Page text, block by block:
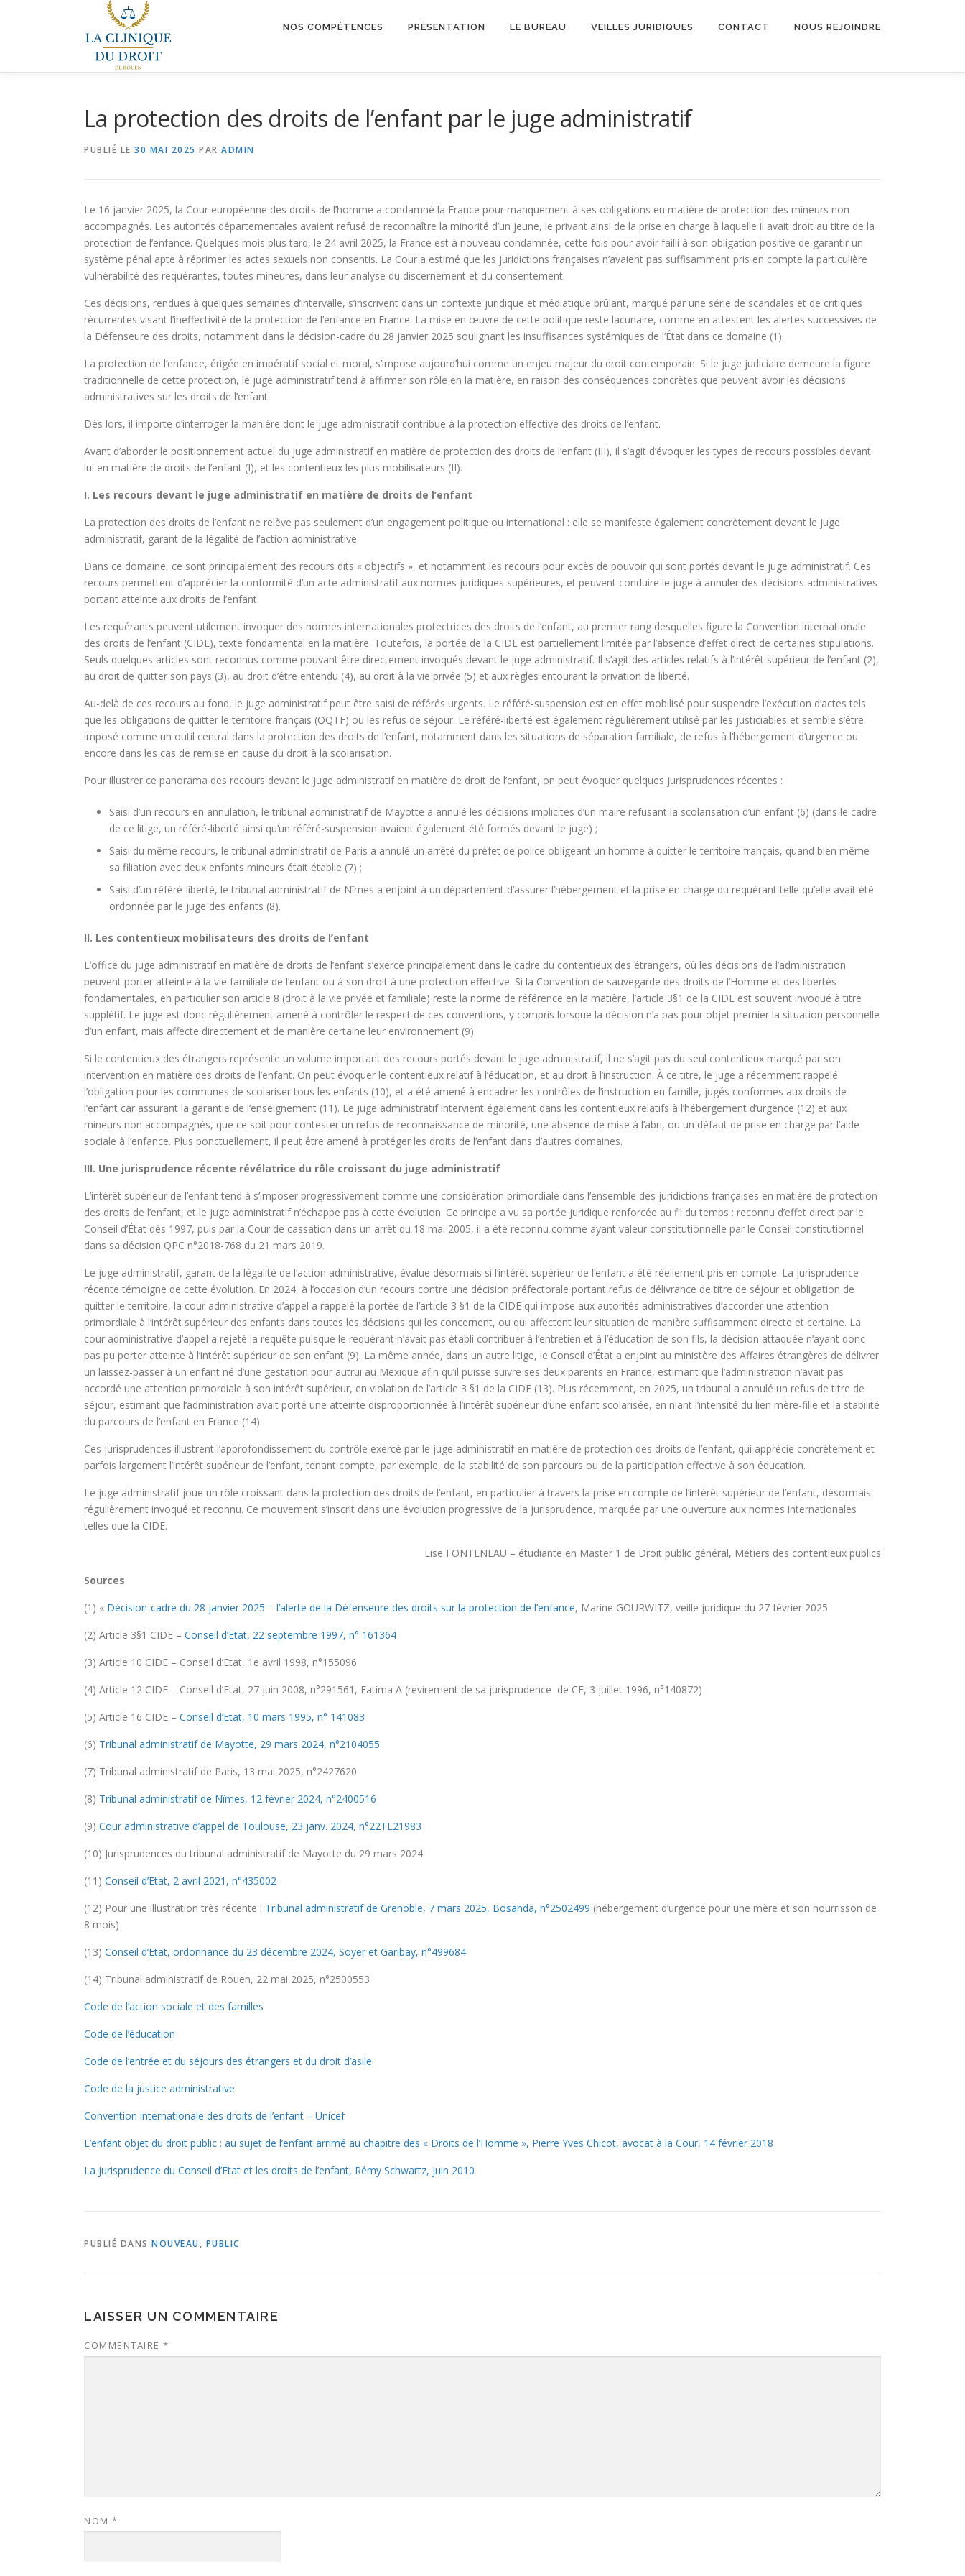
NOS COMPÉTENCES PRÉSENTATION LE BUREAU VEILLES JURIDIQUES CONTACT NOUS REJOINDRE
La protection des droits de l’enfant par le juge administratif
PUBLIÉ LE 30 MAI 2025 PAR ADMIN
Le 16 janvier 2025, la Cour européenne des droits de l’homme a condamné la France pour manquement à ses obligations en matière de protection des mineurs non
accompagnés. Les autorités départementales avaient refusé de reconnaître la minorité d’un jeune, le privant ainsi de la prise en charge à laquelle il avait droit au titre de la
protection de l’enfance. Quelques mois plus tard, le 24 avril 2025, la France est à nouveau condamnée, cette fois pour avoir failli à son obligation positive de garantir un
système pénal apte à réprimer les actes sexuels non consentis. La Cour a estimé que les juridictions françaises n’avaient pas suffisamment pris en compte la particulière
vulnérabilité des requérantes, toutes mineures, dans leur analyse du discernement et du consentement.
Ces décisions, rendues à quelques semaines d’intervalle, s’inscrivent dans un contexte juridique et médiatique brûlant, marqué par une série de scandales et de critiques
récurrentes visant l’ineffectivité de la protection de l’enfance en France. La mise en œuvre de cette politique reste lacunaire, comme en attestent les alertes successives de
la Défenseure des droits, notamment dans la décision-cadre du 28 janvier 2025 soulignant les insuffisances systémiques de l’État dans ce domaine (1).
La protection de l’enfance, érigée en impératif social et moral, s’impose aujourd’hui comme un enjeu majeur du droit contemporain. Si le juge judiciaire demeure la figure
traditionnelle de cette protection, le juge administratif tend à affirmer son rôle en la matière, en raison des conséquences concrètes que peuvent avoir les décisions
administratives sur les droits de l’enfant.
Dès lors, il importe d’interroger la manière dont le juge administratif contribue à la protection effective des droits de l’enfant.
Avant d’aborder le positionnement actuel du juge administratif en matière de protection des droits de l’enfant (III), il s’agit d’évoquer les types de recours possibles devant
lui en matière de droits de l’enfant (I), et les contentieux les plus mobilisateurs (II).
I. Les recours devant le juge administratif en matière de droits de l’enfant
La protection des droits de l’enfant ne relève pas seulement d’un engagement politique ou international : elle se manifeste également concrètement devant le juge
administratif, garant de la légalité de l’action administrative.
Dans ce domaine, ce sont principalement des recours dits « objectifs », et notamment les recours pour excès de pouvoir qui sont portés devant le juge administratif. Ces
recours permettent d’apprécier la conformité d’un acte administratif aux normes juridiques supérieures, et peuvent conduire le juge à annuler des décisions administratives
portant atteinte aux droits de l’enfant.
Les requérants peuvent utilement invoquer des normes internationales protectrices des droits de l’enfant, au premier rang desquelles figure la Convention internationale
des droits de l’enfant (CIDE), texte fondamental en la matière. Toutefois, la portée de la CIDE est partiellement limitée par l’absence d’effet direct de certaines stipulations.
Seuls quelques articles sont reconnus comme pouvant être directement invoqués devant le juge administratif. Il s’agit des articles relatifs à l’intérêt supérieur de l’enfant (2),
au droit de quitter son pays (3), au droit d’être entendu (4), au droit à la vie privée (5) et aux règles entourant la privation de liberté.
Au-delà de ces recours au fond, le juge administratif peut être saisi de référés urgents. Le référé-suspension est en effet mobilisé pour suspendre l’exécution d’actes tels
que les obligations de quitter le territoire français (OQTF) ou les refus de séjour. Le référé-liberté est également régulièrement utilisé par les justiciables et semble s’être
imposé comme un outil central dans la protection des droits de l’enfant, notamment dans les situations de séparation familiale, de refus à l’hébergement d’urgence ou
encore dans les cas de remise en cause du droit à la scolarisation.
Pour illustrer ce panorama des recours devant le juge administratif en matière de droit de l’enfant, on peut évoquer quelques jurisprudences récentes :
Saisi d’un recours en annulation, le tribunal administratif de Mayotte a annulé les décisions implicites d’un maire refusant la scolarisation d’un enfant (6) (dans le cadre
de ce litige, un référé-liberté ainsi qu’un référé-suspension avaient également été formés devant le juge) ;
Saisi du même recours, le tribunal administratif de Paris a annulé un arrêté du préfet de police obligeant un homme à quitter le territoire français, quand bien même
sa filiation avec deux enfants mineurs était établie (7) ;
Saisi d’un référé-liberté, le tribunal administratif de Nîmes a enjoint à un département d’assurer l’hébergement et la prise en charge du requérant telle qu’elle avait été
ordonnée par le juge des enfants (8).
II. Les contentieux mobilisateurs des droits de l’enfant
L’office du juge administratif en matière de droits de l’enfant s’exerce principalement dans le cadre du contentieux des étrangers, où les décisions de l’administration
peuvent porter atteinte à la vie familiale de l’enfant ou à son droit à une protection effective. Si la Convention de sauvegarde des droits de l’Homme et des libertés
fondamentales, en particulier son article 8 (droit à la vie privée et familiale) reste la norme de référence en la matière, l’article 3§1 de la CIDE est souvent invoqué à titre
supplétif. Le juge est donc régulièrement amené à contrôler le respect de ces conventions, y compris lorsque la décision n’a pas pour objet premier la situation personnelle
d’un enfant, mais affecte directement et de manière certaine leur environnement (9).
Si le contentieux des étrangers représente un volume important des recours portés devant le juge administratif, il ne s’agit pas du seul contentieux marqué par son
intervention en matière des droits de l’enfant. On peut évoquer le contentieux relatif à l’éducation, et au droit à l’instruction. À ce titre, le juge a récemment rappelé
l’obligation pour les communes de scolariser tous les enfants (10), et a été amené à encadrer les contrôles de l’instruction en famille, jugés conformes aux droits de
l’enfant car assurant la garantie de l’enseignement (11). Le juge administratif intervient également dans les contentieux relatifs à l’hébergement d’urgence (12) et aux
mineurs non accompagnés, que ce soit pour contester un refus de reconnaissance de minorité, une absence de mise à l’abri, ou un défaut de prise en charge par l’aide
sociale à l’enfance. Plus ponctuellement, il peut être amené à protéger les droits de l’enfant dans d’autres domaines.
III. Une jurisprudence récente révélatrice du rôle croissant du juge administratif
L’intérêt supérieur de l’enfant tend à s’imposer progressivement comme une considération primordiale dans l’ensemble des juridictions françaises en matière de protection
des droits de l’enfant, et le juge administratif n’échappe pas à cette évolution. Ce principe a vu sa portée juridique renforcée au fil du temps : reconnu d’effet direct par le
Conseil d’État dès 1997, puis par la Cour de cassation dans un arrêt du 18 mai 2005, il a été reconnu comme ayant valeur constitutionnelle par le Conseil constitutionnel
dans sa décision QPC n°2018-768 du 21 mars 2019.
Le juge administratif, garant de la légalité de l’action administrative, évalue désormais si l’intérêt supérieur de l’enfant a été réellement pris en compte. La jurisprudence
récente témoigne de cette évolution. En 2024, à l’occasion d’un recours contre une décision préfectorale portant refus de délivrance de titre de séjour et obligation de
quitter le territoire, la cour administrative d’appel a rappelé la portée de l’article 3 §1 de la CIDE qui impose aux autorités administratives d’accorder une attention
primordiale à l’intérêt supérieur des enfants dans toutes les décisions qui les concernent, ou qui affectent leur situation de manière suffisamment directe et certaine. La
cour administrative d’appel a rejeté la requête puisque le requérant n’avait pas établi contribuer à l’entretien et à l’éducation de son fils, la décision attaquée n’ayant donc
pas pu porter atteinte à l’intérêt supérieur de son enfant (9). La même année, dans un autre litige, le Conseil d’État a enjoint au ministère des Affaires étrangères de délivrer
un laissez-passer à un enfant né d’une gestation pour autrui au Mexique afin qu’il puisse suivre ses deux parents en France, estimant que l’administration n’avait pas
accordé une attention primordiale à son intérêt supérieur, en violation de l’article 3 §1 de la CIDE (13). Plus récemment, en 2025, un tribunal a annulé un refus de titre de
séjour, estimant que l’administration avait porté une atteinte disproportionnée à l’intérêt supérieur d’une enfant scolarisée, en niant l’intensité du lien mère-fille et la stabilité
du parcours de l’enfant en France (14).
Ces jurisprudences illustrent l’approfondissement du contrôle exercé par le juge administratif en matière de protection des droits de l’enfant, qui apprécie concrètement et
parfois largement l’intérêt supérieur de l’enfant, tenant compte, par exemple, de la stabilité de son parcours ou de la participation effective à son éducation.
Le juge administratif joue un rôle croissant dans la protection des droits de l’enfant, en particulier à travers la prise en compte de l’intérêt supérieur de l’enfant, désormais
régulièrement invoqué et reconnu. Ce mouvement s’inscrit dans une évolution progressive de la jurisprudence, marquée par une ouverture aux normes internationales
telles que la CIDE.
Lise FONTENEAU – étudiante en Master 1 de Droit public général, Métiers des contentieux publics
Sources
(1) « Décision-cadre du 28 janvier 2025 – l’alerte de la Défenseure des droits sur la protection de l’enfance, Marine GOURWITZ, veille juridique du 27 février 2025
(2) Article 3§1 CIDE – Conseil d’Etat, 22 septembre 1997, n° 161364
(3) Article 10 CIDE – Conseil d’Etat, 1e avril 1998, n°155096
(4) Article 12 CIDE – Conseil d’Etat, 27 juin 2008, n°291561, Fatima A (revirement de sa jurisprudence de CE, 3 juillet 1996, n°140872)
(5) Article 16 CIDE – Conseil d’Etat, 10 mars 1995, n° 141083
(6) Tribunal administratif de Mayotte, 29 mars 2024, n°2104055
(7) Tribunal administratif de Paris, 13 mai 2025, n°2427620
(8) Tribunal administratif de Nîmes, 12 février 2024, n°2400516
(9) Cour administrative d’appel de Toulouse, 23 janv. 2024, n°22TL21983
(10) Jurisprudences du tribunal administratif de Mayotte du 29 mars 2024
(11) Conseil d’Etat, 2 avril 2021, n°435002
(12) Pour une illustration très récente : Tribunal administratif de Grenoble, 7 mars 2025, Bosanda, n°2502499 (hébergement d’urgence pour une mère et son nourrisson de
8 mois)
(13) Conseil d’Etat, ordonnance du 23 décembre 2024, Soyer et Garibay, n°499684
(14) Tribunal administratif de Rouen, 22 mai 2025, n°2500553
Code de l’action sociale et des familles
Code de l’éducation
Code de l’entrée et du séjours des étrangers et du droit d’asile
Code de la justice administrative
Convention internationale des droits de l’enfant – Unicef
L’enfant objet du droit public : au sujet de l’enfant arrimé au chapitre des « Droits de l’Homme », Pierre Yves Chicot, avocat à la Cour, 14 février 2018
La jurisprudence du Conseil d’Etat et les droits de l’enfant, Rémy Schwartz, juin 2010
PUBLIÉ DANS NOUVEAU, PUBLIC
LAISSER UN COMMENTAIRE
COMMENTAIRE *
NOM *